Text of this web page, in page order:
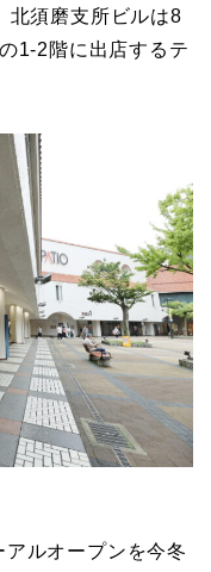
北須磨支所ビルは8
1-2階に出店するテ
ルオープンを今冬